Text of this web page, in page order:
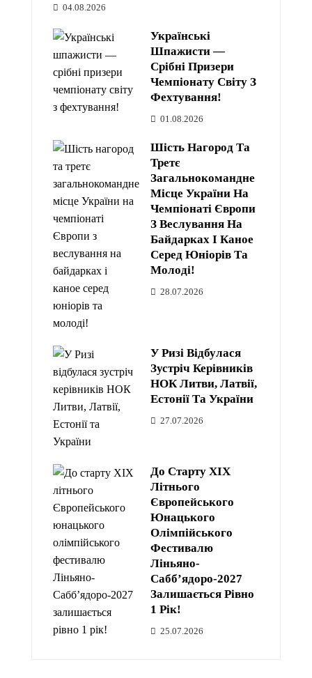
04.08.2026
Українські
Шпажисти —
Срібні Призери
Чемпіонату Світу З
Фехтування!
01.08.2026
Шість Нагород Та
Третє
Загальнокомандне
Місце України На
Чемпіонаті Європи
З Веслування На
Байдарках І Каное
Серед Юніорів Та
Молоді!
28.07.2026
У Ризі Відбулася
Зустріч Керівників
НОК Литви, Латвії,
Естонії Та України
27.07.2026
До Старту XIX
Літнього
Європейського
Юнацького
Олімпійського
Фестивалю
Ліньяно-
Сабб’ядоро-2027
Залишається Рівно
1 Рік!
25.07.2026